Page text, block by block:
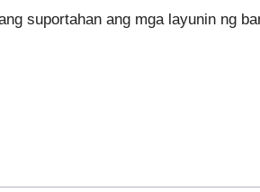
suportahan ang mga layunin ng